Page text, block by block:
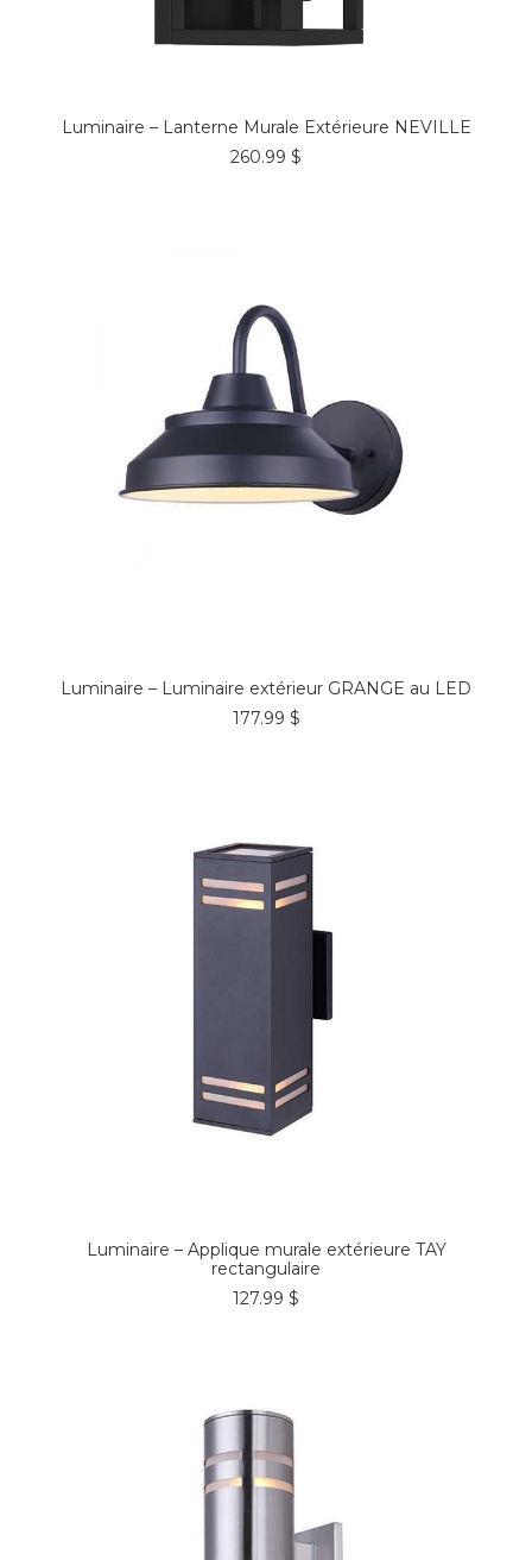
COMMANDER*
Luminaire – Lanterne Murale Extérieure NEVILLE
260.99 $
COMMANDER*
Luminaire – Luminaire extérieur GRANGE au LED
177.99 $
COMMANDER*
Luminaire – Applique murale extérieure TAY
rectangulaire
127.99 $